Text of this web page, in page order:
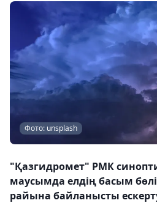
Фото: unsplash
"Қазгидромет" РМК
маусымда елдің басым
райына байланысты